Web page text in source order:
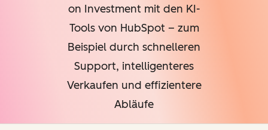
on Investment mit den KI-
Tools von HubSpot – zum
Beispiel durch schnelleren
Support, intelligenteres
Verkaufen und effizientere
Abläufe